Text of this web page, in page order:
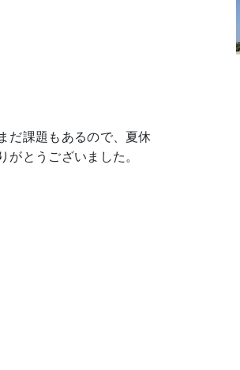
だ課題もあるので、夏休
がとうございました。